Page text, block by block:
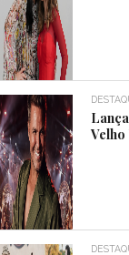
Velho